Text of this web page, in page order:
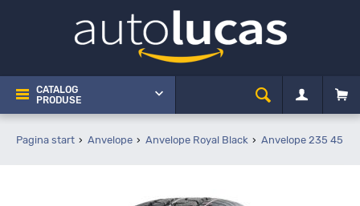
CATALOG
PRODUSE
Pagina start Anvelope Anvelope Royal Black Anvelope 235 45